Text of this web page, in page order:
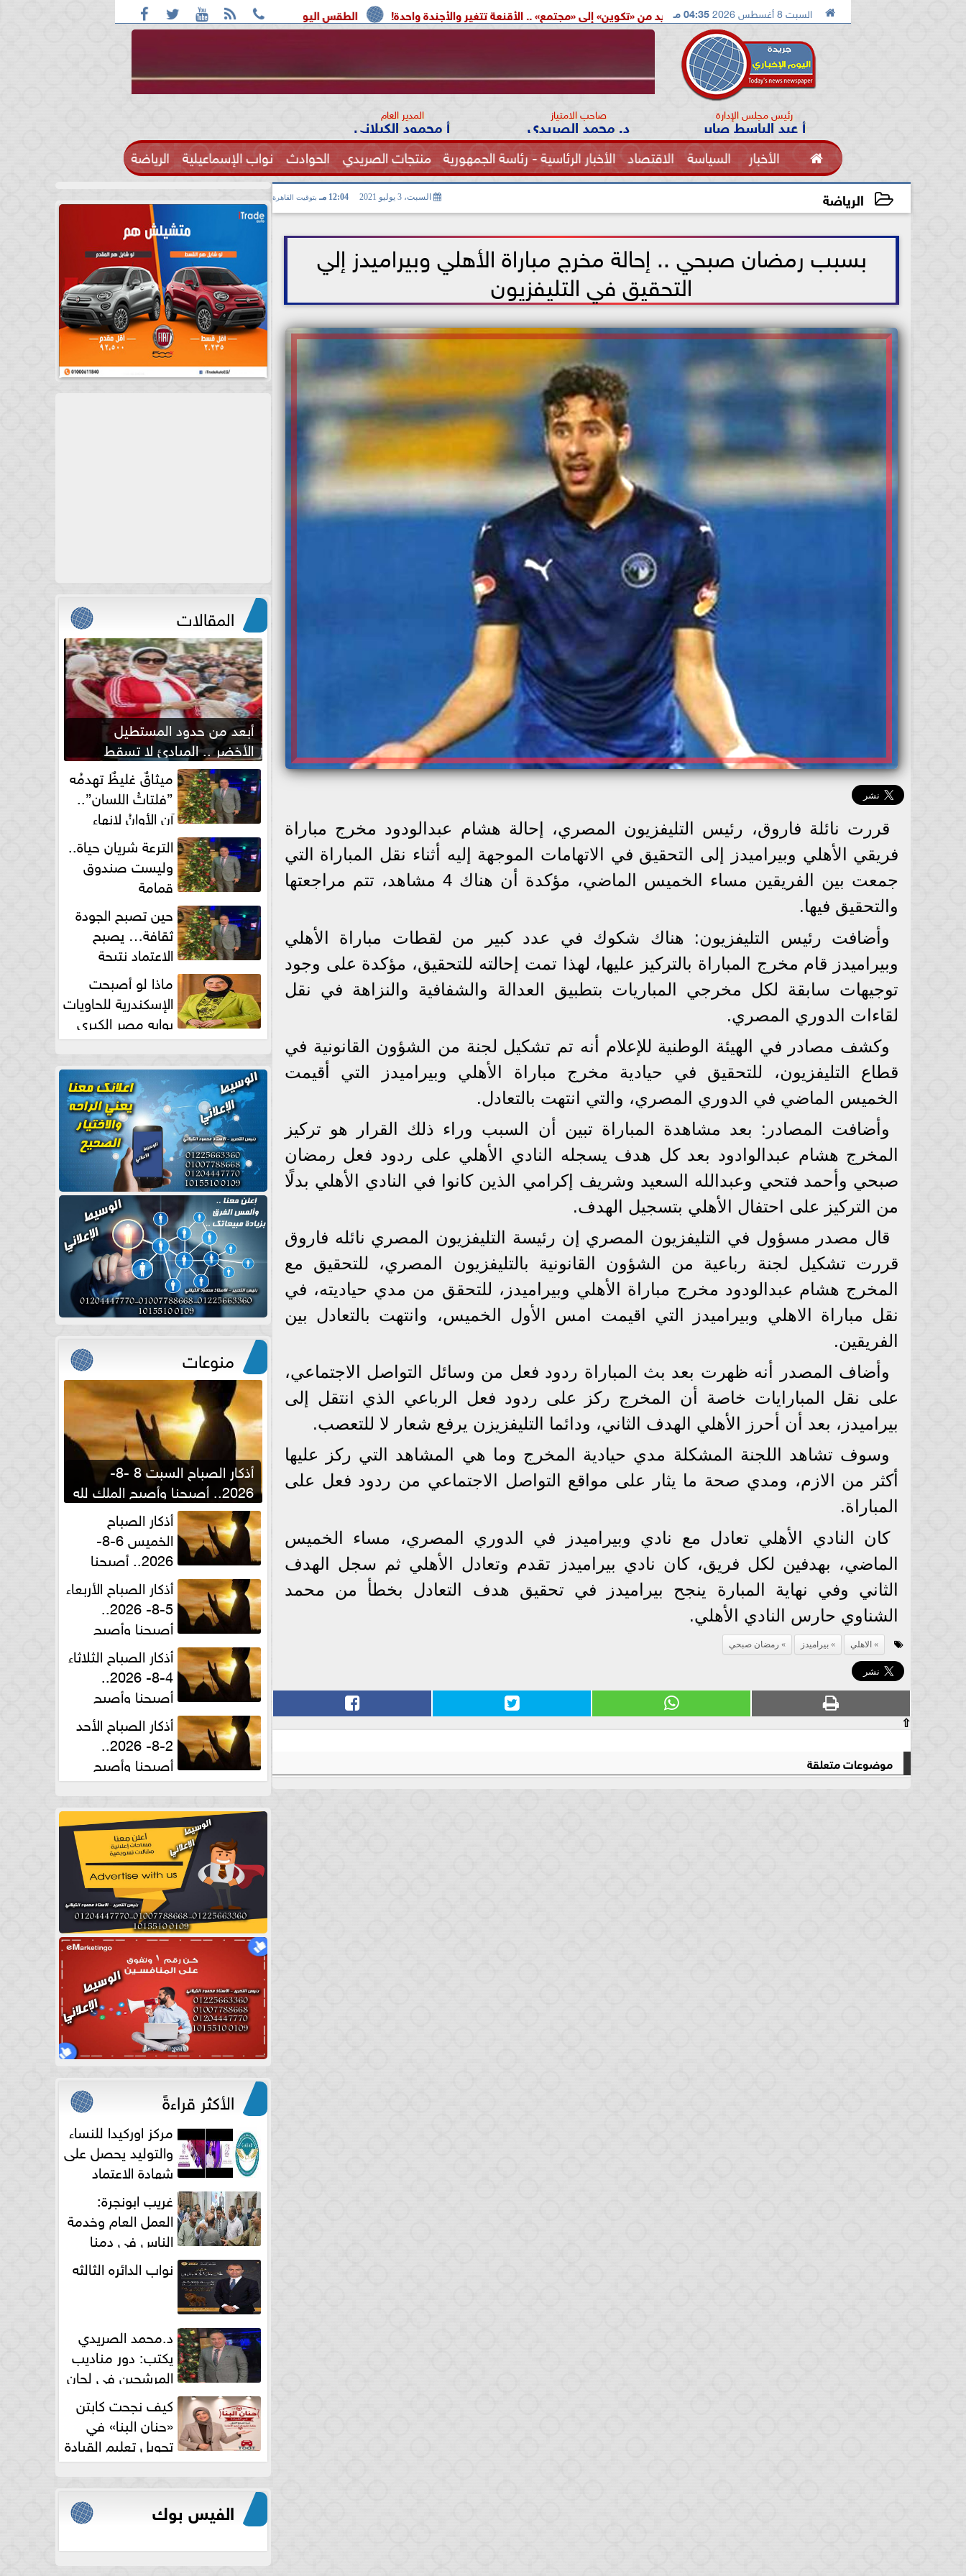
      السبت 8 أغسطس 2026 04:35 مـ الطقس اليوم.. شديد الحرارة بأغلب الأنحاء ورطوبة والمحسوسة بالقاهرة 38 درجة الدكتور محمد الصريدي يكشف المخطط الجديد من «تكوين» إلى «مجتمع» .. الأقنعة تتغير والأجندة واحدة!
رئيس مجلس الإدارة
أ عبد الباسط صابر صاحب الامتياز
د. محمد الصريدي المدير العام
أ محمود الكيلاني
 الأخبار السياسة الاقتصاد الأخبار الرئاسية - رئاسة الجمهورية منتجات الصريدي الحوادث نواب الإسماعيلية الرياضة
الفنون الصحة الرياضة السبت، 3 يوليو 2021 12:04 مـ بتوقيت القاهرة
بسبب رمضان صبحي .. إحالة مخرج مباراة الأهلي وبيراميدز إلي
التحقيق في التليفزيون
قررت نائلة فاروق، رئيس التليفزيون المصري، إحالة هشام عبدالودود مخرج مباراة
فريقي الأهلي وبيراميدز إلى التحقيق في الاتهامات الموجهة إليه أثناء نقل المباراة التي
جمعت بين الفريقين مساء الخميس الماضي، مؤكدة أن هناك 4 مشاهد، تتم مراجعتها
والتحقيق فيها.
وأضافت رئيس التليفزيون: هناك شكوك في عدد كبير من لقطات مباراة الأهلي
وبيراميدز قام مخرج المباراة بالتركيز عليها، لهذا تمت إحالته للتحقيق، مؤكدة على وجود
توجيهات سابقة لكل مخرجي المباريات بتطبيق العدالة والشفافية والنزاهة في نقل
لقاءات الدوري المصري.
وكشف مصادر في الهيئة الوطنية للإعلام أنه تم تشكيل لجنة من الشؤون القانونية في
قطاع التليفزيون، للتحقيق في حيادية مخرج مباراة الأهلي وبيراميدز التي أقيمت
الخميس الماضي في الدوري المصري، والتي انتهت بالتعادل.
وأضافت المصادر: بعد مشاهدة المباراة تبين أن السبب وراء ذلك القرار هو تركيز
المخرج هشام عبدالوادود بعد كل هدف يسجله النادي الأهلي على ردود فعل رمضان
صبحي وأحمد فتحي وعبدالله السعيد وشريف إكرامي الذين كانوا في النادي الأهلي بدلًا
من التركيز على احتفال الأهلي بتسجيل الهدف.
قال مصدر مسؤول في التليفزيون المصري إن رئيسة التليفزيون المصري نائله فاروق
قررت تشكيل لجنة رباعية من الشؤون القانونية بالتليفزيون المصري، للتحقيق مع
المخرج هشام عبدالودود مخرج مباراة الأهلي وبيراميدز، للتحقق من مدي حياديته، في
نقل مباراة الاهلي وبيراميدز التي اقيمت امس الأول الخميس، وانتهت بالتعادل بين
الفريقين.
وأضاف المصدر أنه ظهرت بعد بث المباراة ردود فعل من وسائل التواصل الاجتماعي،
على نقل المبارايات خاصة أن المخرج ركز على ردود فعل الرباعي الذي انتقل إلى
بيراميدز، بعد أن أحرز الأهلي الهدف الثاني، ودائما التليفزيزن يرفع شعار لا للتعصب.
وسوف تشاهد اللجنة المشكلة مدي حيادية المخرج وما هي المشاهد التي ركز عليها
أكثر من الازم، ومدي صحة ما يثار على مواقع التواصل الاجتماعي من ردود فعل على
المباراة.
كان النادي الأهلي تعادل مع نادي وبيراميدز في الدوري المصري، مساء الخميس
الماضي، بهدفين لكل فريق، كان نادي بيراميدز تقدم وتعادل الأهلي ثم سجل الهدف
الثاني وفي نهاية المبارة ينجح بيراميدز في تحقيق هدف التعادل بخطأ من محمد
الشناوي حارس النادي الأهلي.
الاهلي بيراميدز رمضان صبحي
⇧
موضوعات متعلقة
المقالات
أبعد من حدود المستطيل
الأخضر .. المبادئ لا تسقط
بصفارة الحكم ميثاقٌ غليظٌ تهدمُه
”فلتاتُ اللسان”..
آن الأوانُ لإنهاءِ
فوضى الطلاق الشفهي!الترعة شريان حياة..
وليست صندوق
قمامة
حين تصبح الجودة
ثقافة… يصبح
الاعتماد نتيجة
طبيعية
ماذا لو أصبحت
الإسكندرية للحاويات
بوابه مصر الكبري
للتجارة العالمية بقلم د...
منوعات
أذكار الصباح السبت 8 -8-
2026.. أصبحنا وأصبح الملك لله
والحمد لله
أذكار الصباح
الخميس 6-8-
2026.. أصبحنا
وأصبح الملك لله والحمد لله
أذكار الصباح الأربعاء
5-8- 2026..
أصبحنا وأصبح
الملك لله والحمد للهأذكار الصباح الثلاثاء
4-8- 2026..
أصبحنا وأصبح
الملك لله والحمد للهأذكار الصباح الأحد
2-8- 2026..
أصبحنا وأصبح
الملك لله والحمد لله
الأكثر قراءةً
مركز اوركيدا للنساء
والتوليد يحصل على
شهادة الاعتماد
الكامل
غريب ابونجرة:
العمل العام وخدمة
الناس فى دمنا
نواب الدائره الثالثه
د.محمد الصريدي
يكتب: دور مناديب
المرشحين في لجان
الانتخابات
كيف نجحت كابتن
«حنان البنا» في
تحويل تعليم القيادة
النسائية من خوف...
الفيس بوك